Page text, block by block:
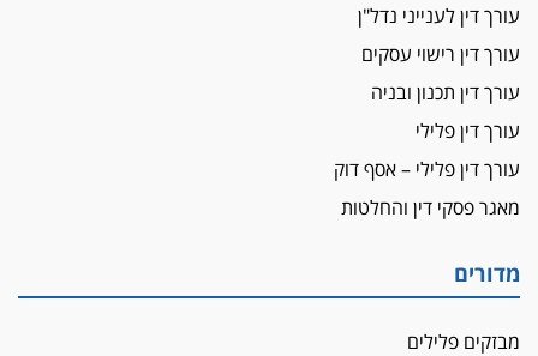
אשם
עו"ד הלל בבייב הורשע בהונאת עשרות לקוחות,
ההסדר: 7-9 שנות מאסר
דין ומקרקעין
עורך דין ברמת השרון נחקר בחשד למרמה בעסקת
תובעת משטרתית פוטרה בחשד לעישון סמים
שנחשף בפעילות בלשים בטלגרם
לא בכל יום
עורך דין לענייני נדל"ן
עורך דין רישוי עסקים
עורך דין תכנון ובניה
עורך דין פלילי
עורך דין פלילי – אסף דוק
מאגר פסקי דין והחלטות
מדורים
מבזקים פלילים